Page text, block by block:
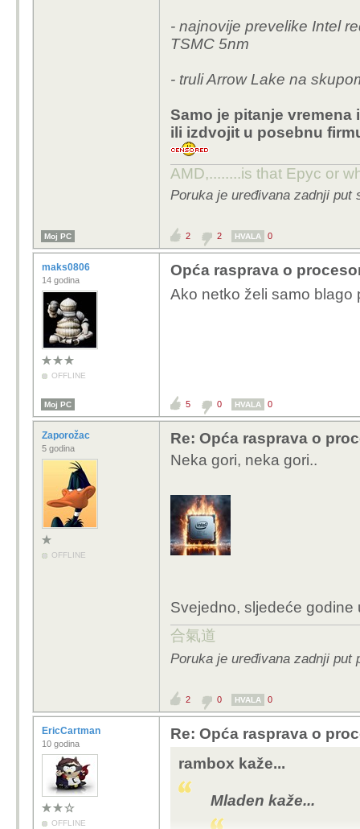
- najnovije prevelike Intel
TSMC 5nm
- truli Arrow Lake na
Samo je pitanje vremena
ili izdvojit u posebnu
AMD,........is that Epyc or
Poruka je uređivana zadnji put
Moj PC 2 2 HVALA 0
maks0806
14 godina
OFFLINE
Opća rasprava o
Ako netko želi samo
Moj PC 5 0 HVALA 0
Zaporožac
5 godina
OFFLINE
Re: Opća rasprava o
Neka gori, neka gori..
Svejedno, sljedeće godine
合氣道
Poruka je uređivana zadnji put
2 0 HVALA 0
EricCartman
10 godina
OFFLINE
Re: Opća rasprava o
rambox kaže...
Mladen kaže...